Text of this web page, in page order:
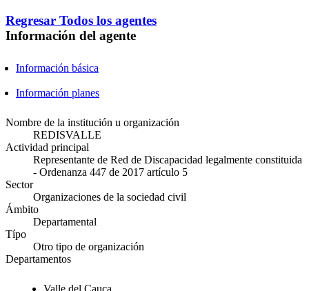
Regresar Todos los agentes
Información del agente
Información básica
Información planes
Nombre de la institución u organización
REDISVALLE
Actividad principal
Representante de Red de Discapacidad legalmente constituida
- Ordenanza 447 de 2017 artículo 5
Sector
Organizaciones de la sociedad civil
Ámbito
Departamental
Típo
Otro tipo de organización
Departamentos